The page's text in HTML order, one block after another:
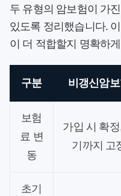
두 유형의 암보험이 가
있도록 정리했습니다.
이 더 적합할지 명확하
구분 비갱신암
보험
료 변
동
가입 시 확
기까지 고
초기